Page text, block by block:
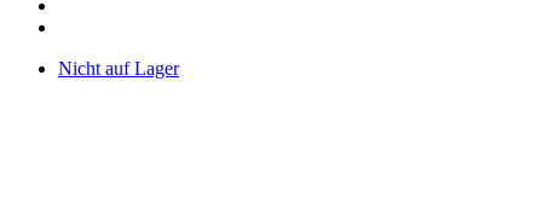
Nicht auf Lager